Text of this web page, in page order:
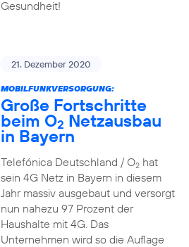
Gesundheit!
21. Dezember 2020
MOBILFUNKVERSORGUNG:
Große Fortschritte
beim O2 Netzausbau
in Bayern
Telefónica Deutschland / O2hat
sein 4G Netz in Bayern in diesem
Jahr massiv ausgebaut und versorgt
nun nahezu 97 Prozent der
Haushalte mit 4G. Das
Unternehmen wird so die Auflage